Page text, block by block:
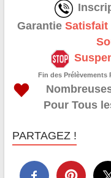
GarantieSatisfait
Fin des Prélèvements
Pour Tous
PARTAGEZ !